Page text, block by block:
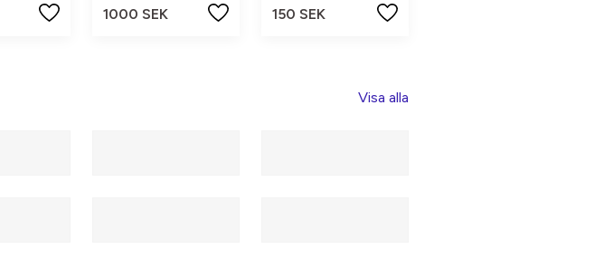
1000 SEK
150 SEK
Visa alla